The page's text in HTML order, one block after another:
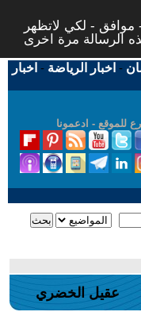
موافق - لكي لاتظهر
- اخبار الرياضة - اخبار
للموقع - ادعمونا
عقيل الخضري